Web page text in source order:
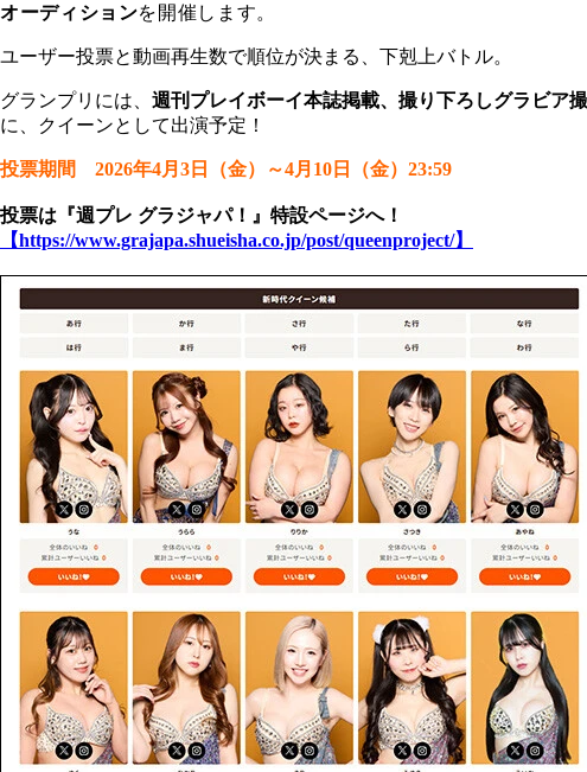
オーディションを開催します。
ユーザー投票と動画再生数で順位が決まる、下剋上バトル。
グランプリには、 週刊プレイボーイ本誌掲載、撮り下ろしグラビア
に、クイーンとして出演予定！
投票期間 2026年4月3日（金）～4月10日（金）23:59
投票は『週プレ グラジャパ！』特設ページへ！
【https://www.grajapa.shueisha.co.jp/post/queenproject/】